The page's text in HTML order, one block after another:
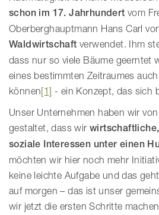
schon im 17. Jahrhundert vom
Oberberghauptmann Hans Carl
Waldwirtschaft verwendet. Ihm
dass nur so viele Bäume geerntet
eines bestimmten Zeitraumes
können[1] - ein Konzept, das sich
Unser Unternehmen haben wir
gestaltet, dass wir
soziale Interessen unter einen
möchten wir hier noch mehr
keine leichte Aufgabe und das
auf morgen – das ist unser
wir jetzt die ersten Schritte